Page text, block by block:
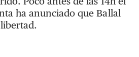
ha anunciado que Ballal